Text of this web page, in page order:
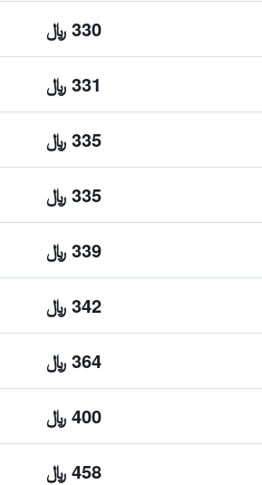
330 ﷼
331 ﷼
335 ﷼
335 ﷼
339 ﷼
342 ﷼
364 ﷼
400 ﷼
458 ﷼